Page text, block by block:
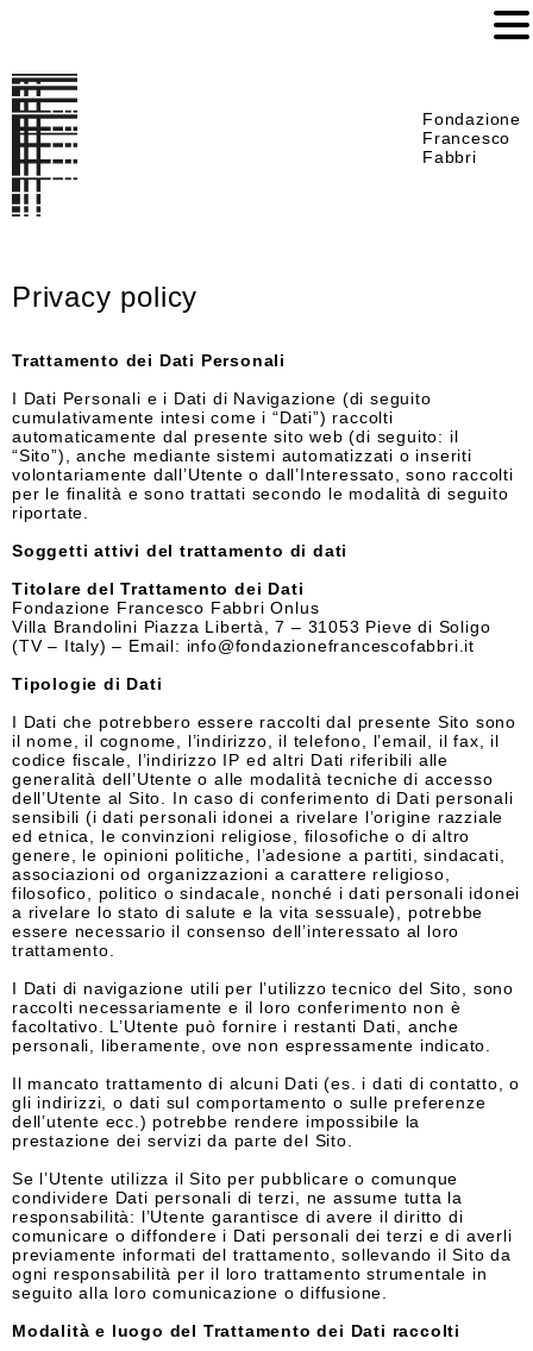
Fondazione
Francesco
Fabbri
Privacy policy
Trattamento dei Dati Personali
I Dati Personali e i Dati di Navigazione (di seguito
cumulativamente intesi come i “Dati”) raccolti
automaticamente dal presente sito web (di seguito: il
“Sito”), anche mediante sistemi automatizzati o inseriti
volontariamente dall’Utente o dall’Interessato, sono raccolti
per le finalità e sono trattati secondo le modalità di seguito
riportate.
Soggetti attivi del trattamento di dati
Titolare del Trattamento dei Dati
Fondazione Francesco Fabbri Onlus
Villa Brandolini Piazza Libertà, 7 – 31053 Pieve di Soligo
(TV – Italy) – Email: info@fondazionefrancescofabbri.it
Tipologie di Dati
I Dati che potrebbero essere raccolti dal presente Sito sono
il nome, il cognome, l’indirizzo, il telefono, l’email, il fax, il
codice fiscale, l’indirizzo IP ed altri Dati riferibili alle
generalità dell’Utente o alle modalità tecniche di accesso
dell’Utente al Sito. In caso di conferimento di Dati personali
sensibili (i dati personali idonei a rivelare l’origine razziale
ed etnica, le convinzioni religiose, filosofiche o di altro
genere, le opinioni politiche, l’adesione a partiti, sindacati,
associazioni od organizzazioni a carattere religioso,
filosofico, politico o sindacale, nonché i dati personali idonei
a rivelare lo stato di salute e la vita sessuale), potrebbe
essere necessario il consenso dell’interessato al loro
trattamento.
I Dati di navigazione utili per l’utilizzo tecnico del Sito, sono
raccolti necessariamente e il loro conferimento non è
facoltativo. L’Utente può fornire i restanti Dati, anche
personali, liberamente, ove non espressamente indicato.
Il mancato trattamento di alcuni Dati (es. i dati di contatto, o
gli indirizzi, o dati sul comportamento o sulle preferenze
dell’utente ecc.) potrebbe rendere impossibile la
prestazione dei servizi da parte del Sito.
Se l’Utente utilizza il Sito per pubblicare o comunque
condividere Dati personali di terzi, ne assume tutta la
responsabilità: l’Utente garantisce di avere il diritto di
comunicare o diffondere i Dati personali dei terzi e di averli
previamente informati del trattamento, sollevando il Sito da
ogni responsabilità per il loro trattamento strumentale in
seguito alla loro comunicazione o diffusione.
Modalità e luogo del Trattamento dei Dati raccolti